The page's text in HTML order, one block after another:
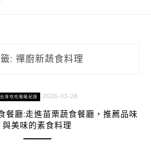
: 禪廚新蔬食料理
台灣吃吃喝喝紀錄 2026-03-28
餐廳:走進苗栗蔬食餐廳，推薦品味
與美味的素食料理